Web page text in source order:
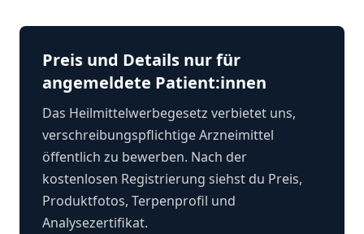
Preis und Details nur für
angemeldete Patient:innen
Das Heilmittelwerbegesetz verbietet uns,
verschreibungspflichtige Arzneimittel
öffentlich zu bewerben. Nach der
kostenlosen Registrierung siehst du Preis,
Produktfotos, Terpenprofil und
Analysezertifikat.